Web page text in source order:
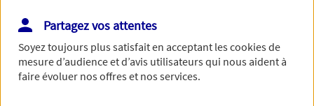
Vous disposez de droits sur les informations vous concernant. Pour
plus d’informations,cliquez ici.
Partagez vos attentes
Soyez toujours plus satisfait en acceptant lescookiesde
mesure d’audience et d’avis utilisateurs qui nous aident à
faire évoluer nos offres et nos services.